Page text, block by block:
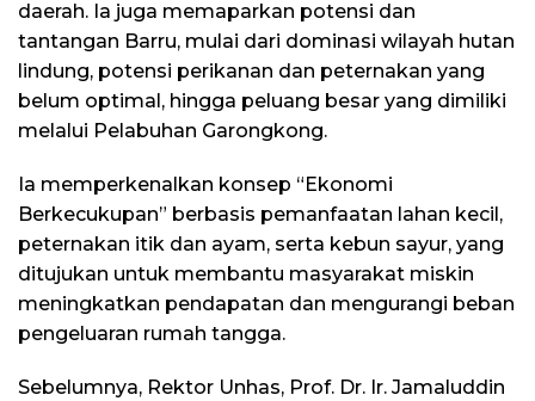
daerah. Ia juga memaparkan potensi dan
tantangan Barru, mulai dari dominasi wilayah hutan
lindung, potensi perikanan dan peternakan yang
belum optimal, hingga peluang besar yang dimiliki
melalui Pelabuhan Garongkong.
Ia memperkenalkan konsep “Ekonomi
Berkecukupan” berbasis pemanfaatan lahan kecil,
peternakan itik dan ayam, serta kebun sayur, yang
ditujukan untuk membantu masyarakat miskin
meningkatkan pendapatan dan mengurangi beban
pengeluaran rumah tangga.
Sebelumnya, Rektor Unhas, Prof. Dr. Ir. Jamaluddin